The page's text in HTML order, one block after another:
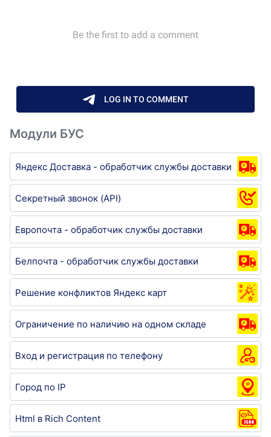
Модули БУС
Яндекс Доставка - обработчик службы доставки
Секретный звонок (API)
Европочта - обработчик службы доставки
Белпочта - обработчик службы доставки
Решение конфликтов Яндекс карт
Ограничение по наличию на одном складе
Вход и регистрация по телефону
Город по IP
Html в Rich Content